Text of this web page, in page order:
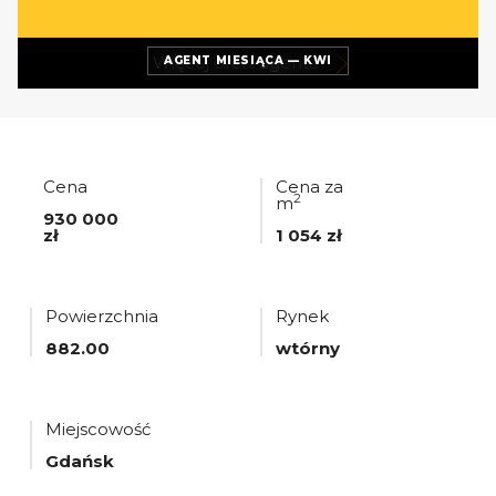
AGENT MIESIĄCA — KWI
Więcej ofertagenta
Cena
930 000
zł
Cena za
m2
1 054 zł
Powierzchnia
882.00
Rynek
wtórny
Miejscowość
Gdańsk